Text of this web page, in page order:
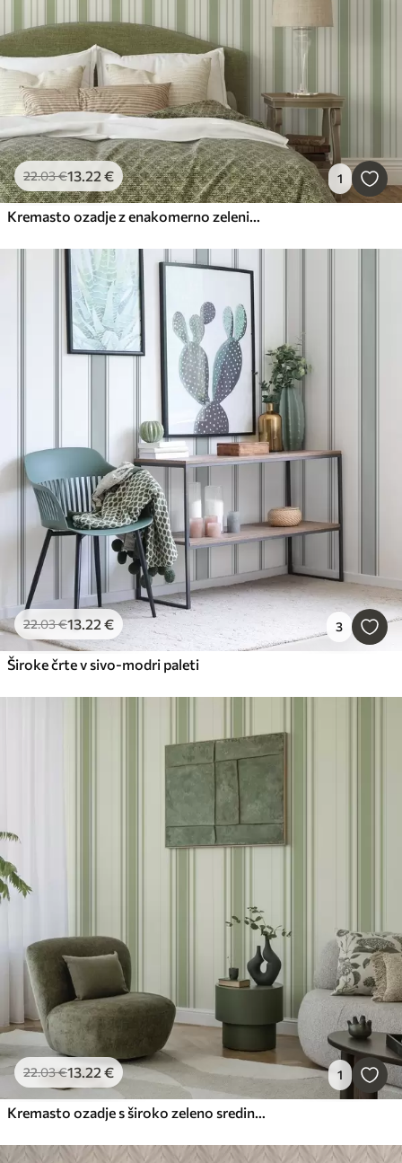
22.03€13.22 € 1
Kremasto ozadje z enakomerno zelenimi navpičnimi črtami
22.03€13.22 € 3
Široke črte v sivo-modri paleti
22.03€13.22 € 1
Kremasto ozadje s široko zeleno sredinsko črto